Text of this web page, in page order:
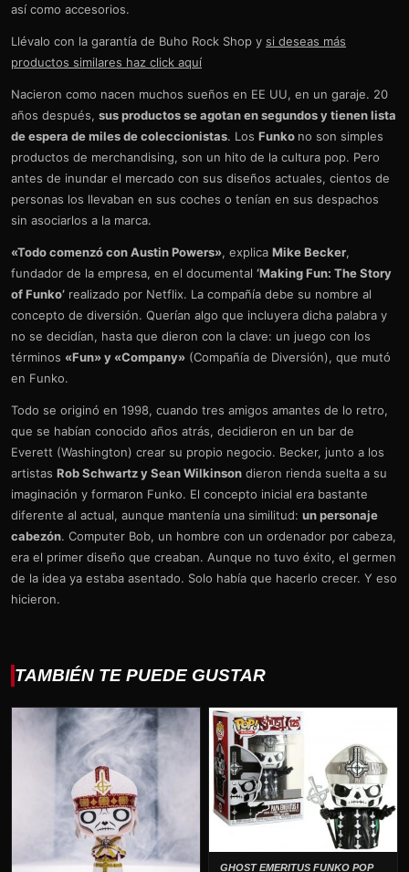
así como accesorios.
Llévalo con la garantía de Buho Rock Shop y si deseas más
productos similares haz click aquí
Nacieron como nacen muchos sueños en EE UU, en un garaje. 20
años después, sus productos se agotan en segundos y tienen lista
de espera de miles de coleccionistas. Los Funko no son simples
productos de merchandising, son un hito de la cultura pop. Pero
antes de inundar el mercado con sus diseños actuales, cientos de
personas los llevaban en sus coches o tenían en sus despachos
sin asociarlos a la marca.
«Todo comenzó con Austin Powers», explica Mike Becker,
fundador de la empresa, en el documental ‘Making Fun: The Story
of Funko’ realizado por Netflix. La compañía debe su nombre al
concepto de diversión. Querían algo que incluyera dicha palabra y
no se decidían, hasta que dieron con la clave: un juego con los
términos «Fun» y «Company» (Compañía de Diversión), que mutó
en Funko.
Todo se originó en 1998, cuando tres amigos amantes de lo retro,
que se habían conocido años atrás, decidieron en un bar de
Everett (Washington) crear su propio negocio. Becker, junto a los
artistas Rob Schwartz y Sean Wilkinson dieron rienda suelta a su
imaginación y formaron Funko. El concepto inicial era bastante
diferente al actual, aunque mantenía una similitud: un personaje
cabezón. Computer Bob, un hombre con un ordenador por cabeza,
era el primer diseño que creaban. Aunque no tuvo éxito, el germen
de la idea ya estaba asentado. Solo había que hacerlo crecer. Y eso
hicieron.
TAMBIÉN TE PUEDE GUSTAR
GHOST EMERITUS FUNKO POP